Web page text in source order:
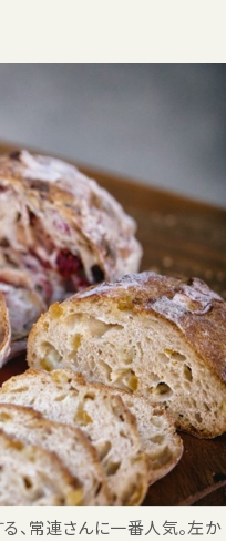
、常連さんに一番人気。左か